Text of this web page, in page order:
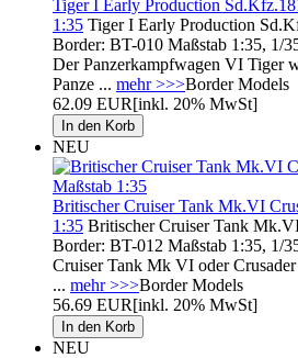
Tiger I Early Production
1:35 Tiger I Early Production
Border: BT-010 Maßstab 1:35, 1/
Der Panzerkampfwagen VI Tiger
Panze ... mehr >>>Border Models
62.09 EUR[inkl. 20% MwSt]
NEU
Britischer Cruiser Tank Mk.VI
1:35 Britischer Cruiser Tank
Border: BT-012 Maßstab 1:35, 1/
Cruiser Tank Mk VI oder
... mehr >>>Border Models
56.69 EUR[inkl. 20% MwSt]
NEU